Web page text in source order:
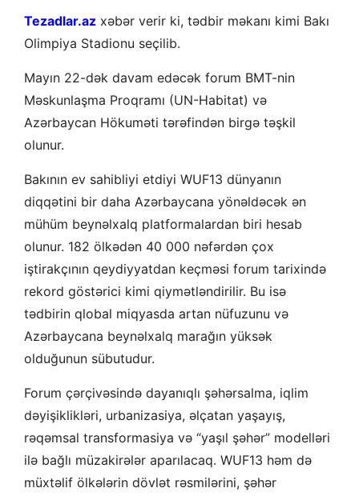
Tezadlar.az xəbər verir ki, tədbir məkanı kimi Bakı
Olimpiya Stadionu seçilib.
Mayın 22-dək davam edəcək forum BMT-nin
Məskunlaşma Proqramı (UN-Habitat) və
Azərbaycan Hökuməti tərəfindən birgə təşkil
olunur.
Bakının ev sahibliyi etdiyi WUF13 dünyanın
diqqətini bir daha Azərbaycana yönəldəcək ən
mühüm beynəlxalq platformalardan biri hesab
olunur. 182 ölkədən 40 000 nəfərdən çox
iştirakçının qeydiyyatdan keçməsi forum tarixində
rekord göstərici kimi qiymətləndirilir. Bu isə
tədbirin qlobal miqyasda artan nüfuzunu və
Azərbaycana beynəlxalq marağın yüksək
olduğunun sübutudur.
Forum çərçivəsində dayanıqlı şəhərsalma, iqlim
dəyişiklikləri, urbanizasiya, əlçatan yaşayış,
rəqəmsal transformasiya və “yaşıl şəhər” modelləri
ilə bağlı müzakirələr aparılacaq. WUF13 həm də
müxtəlif ölkələrin dövlət rəsmilərini, şəhər